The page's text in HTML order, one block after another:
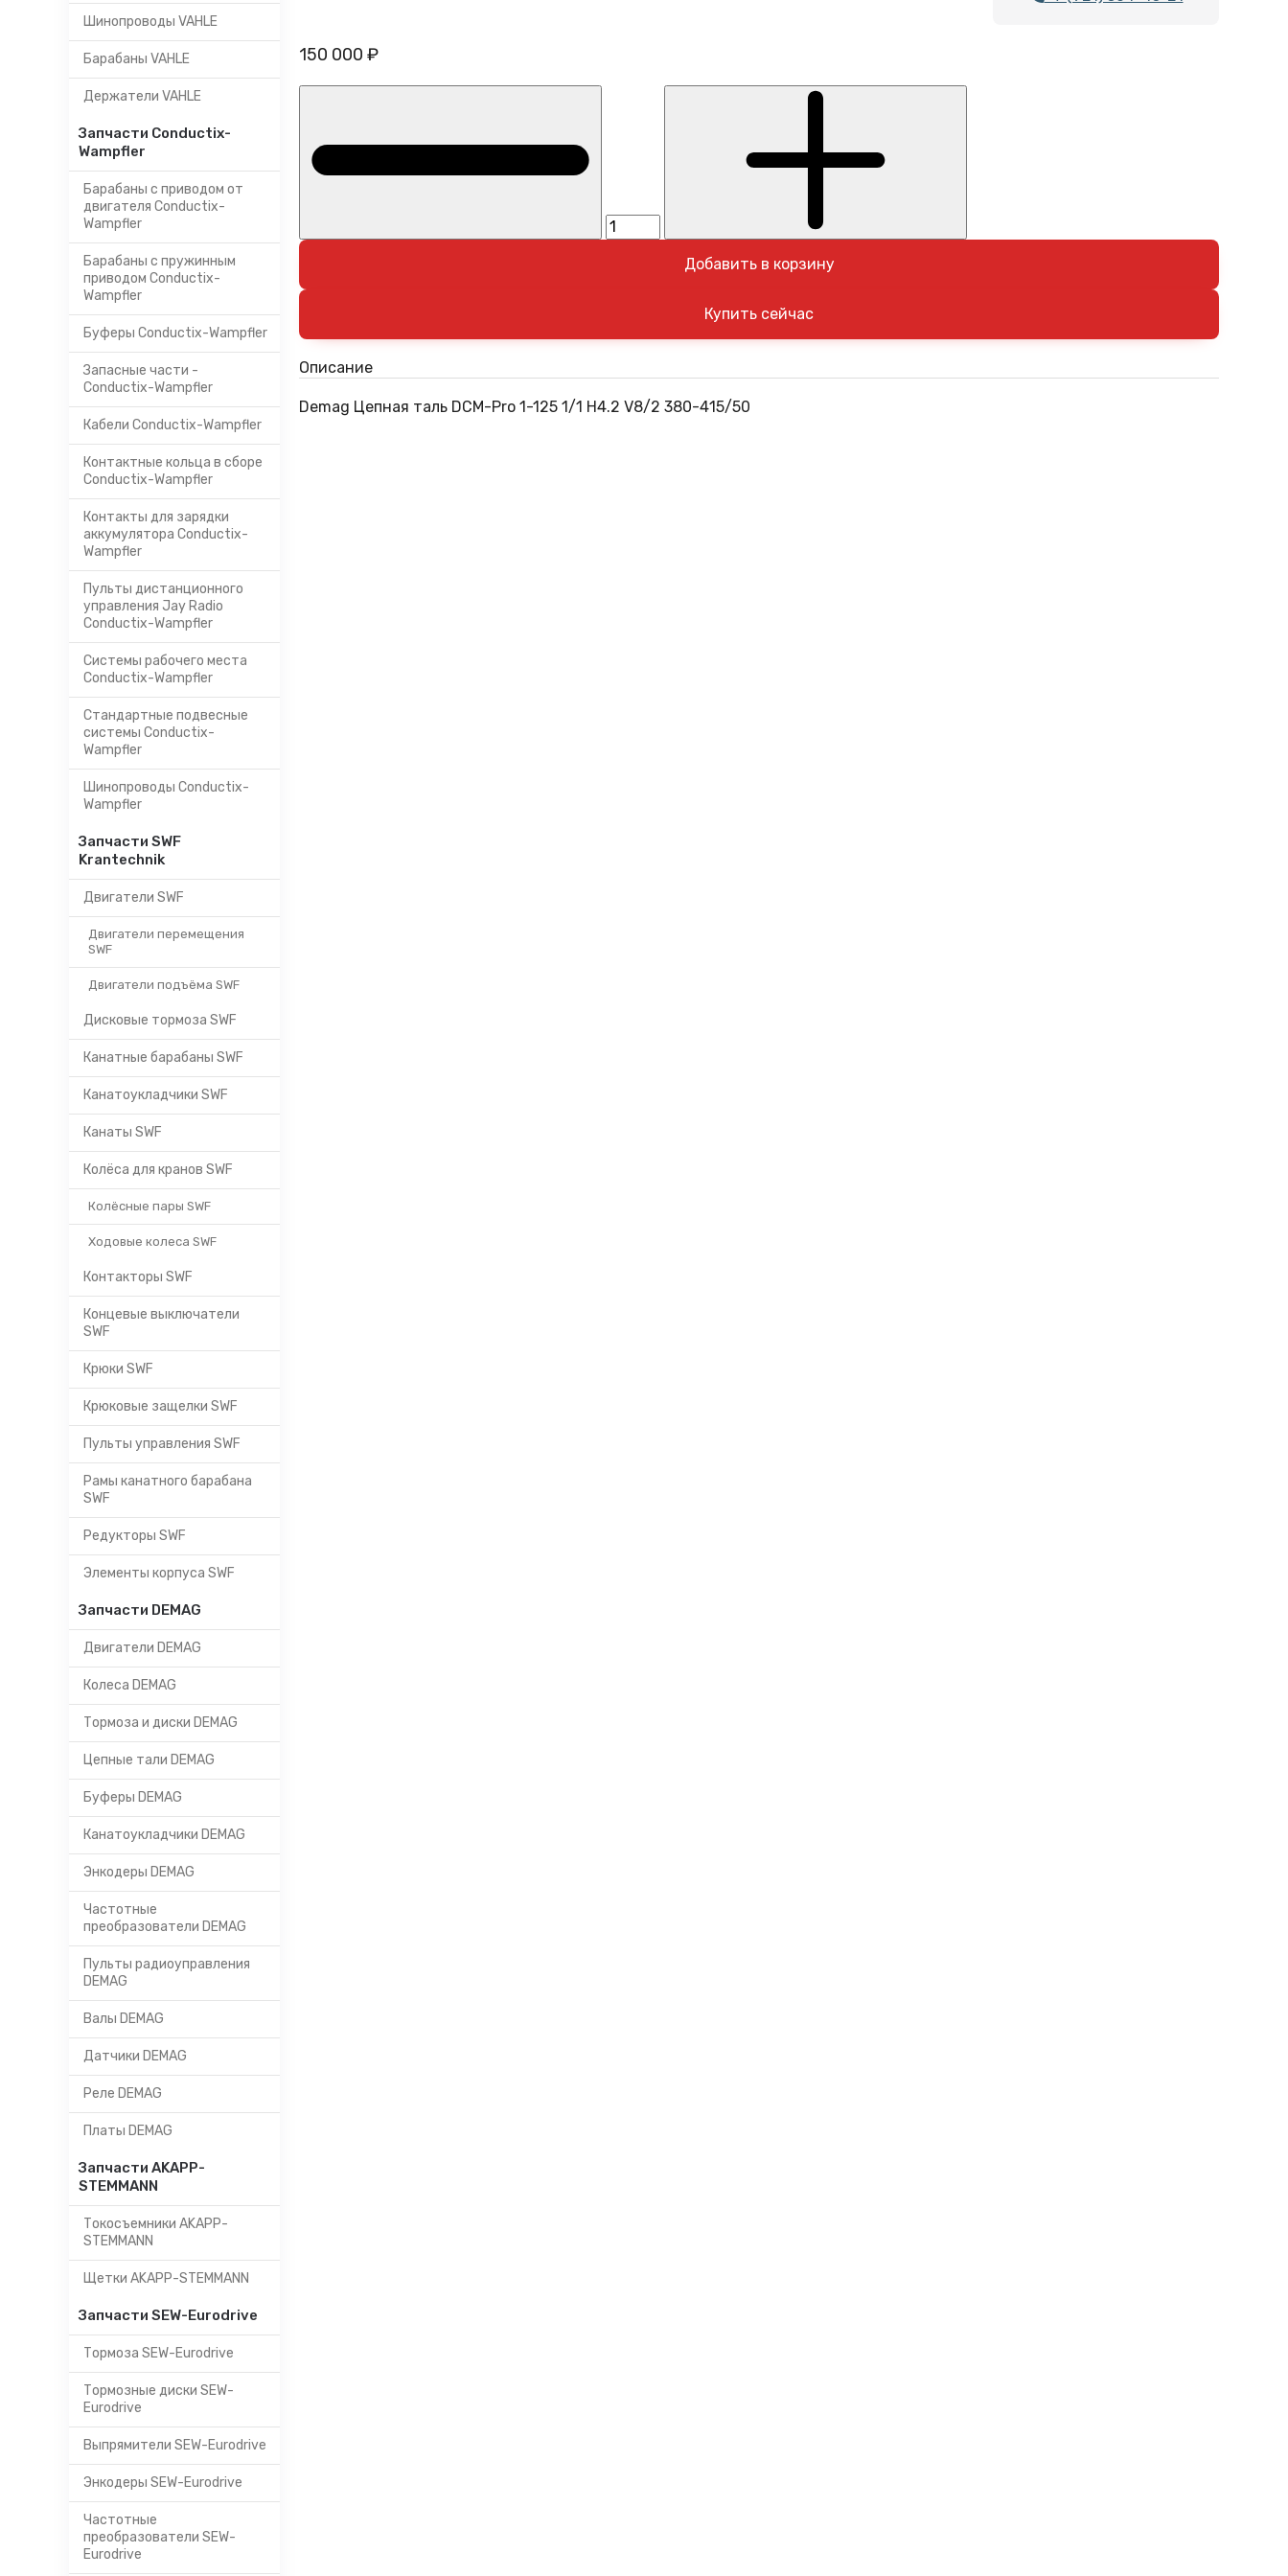
Шинопроводы VAHLE
Барабаны VAHLE
Держатели VAHLE
Запчасти Conductix-
Wampfler
Барабаны с приводом от
двигателя Conductix-
Wampfler
Барабаны с пружинным
приводом Conductix-
Wampfler
Буферы Conductix-Wampfler
Запасные части -
Conductix-Wampfler
Кабели Conductix-Wampfler
Контактные кольца в сборе
Conductix-Wampfler
Контакты для зарядки
аккумулятора Conductix-
Wampfler
Пульты дистанционного
управления Jay Radio
Conductix-Wampfler
Системы рабочего места
Conductix-Wampfler
Стандартные подвесные
системы Conductix-
Wampfler
Шинопроводы Conductix-
Wampfler
Запчасти SWF
Krantechnik
Двигатели SWF
Двигатели перемещения
SWF
Двигатели подъёма SWF
Дисковые тормоза SWF
Канатные барабаны SWF
Канатоукладчики SWF
Канаты SWF
Колёса для кранов SWF
Колёсные пары SWF
Ходовые колеса SWF
Контакторы SWF
Концевые выключатели
SWF
Крюки SWF
Крюковые защелки SWF
Пульты управления SWF
Рамы канатного барабана
SWF
Редукторы SWF
Элементы корпуса SWF
Запчасти DEMAG
Двигатели DEMAG
Колеса DEMAG
Тормоза и диски DEMAG
Цепные тали DEMAG
Буферы DEMAG
Канатоукладчики DEMAG
Энкодеры DEMAG
Частотные
преобразователи DEMAG
Пульты радиоуправления
DEMAG
Валы DEMAG
Датчики DEMAG
Реле DEMAG
Платы DEMAG
Запчасти AKAPP-
STEMMANN
Токосъемники AKAPP-
STEMMANN
Щетки AKAPP-STEMMANN
Запчасти SEW-Eurodrive
Тормоза SEW-Eurodrive
Тормозные диски SEW-
Eurodrive
Выпрямители SEW-Eurodrive
Энкодеры SEW-Eurodrive
Частотные
преобразователи SEW-
Eurodrive
150 000 ₽
Добавить в корзину
Описание
Demag Цепная таль DCM-Pro 1-125 1/1 H4.2 V8/2 380-415/50